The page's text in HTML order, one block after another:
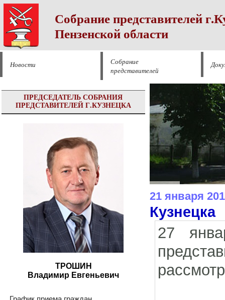
Собрание представителей
Пензенской области
Новости
Собрание
представителей
ПРЕДСЕДАТЕЛЬ СОБРАНИЯ
ПРЕДСТАВИТЕЛЕЙ Г.КУЗНЕЦКА
ТРОШИН
Владимир Евгеньевич
21 января
Кузнецка
27